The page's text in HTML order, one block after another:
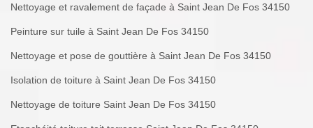
Nettoyage et ravalement de façade à Saint Jean De Fos 34150
Peinture sur tuile à Saint Jean De Fos 34150
Nettoyage et pose de gouttière à Saint Jean De Fos 34150
Isolation de toiture à Saint Jean De Fos 34150
Nettoyage de toiture Saint Jean De Fos 34150